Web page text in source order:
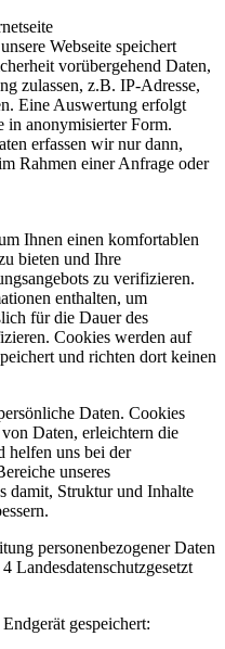
Webseite speichert
vorübergehend Daten,
zulassen, z.B. IP-Adresse,
Eine Auswertung erfolgt
in anonymisierter Form.
erfassen wir nur dann,
Rahmen einer Anfrage oder
Ihnen einen komfortablen
bieten und Ihre
zu verifizieren.
enthalten, um
für die Dauer des
Cookies werden auf
und richten dort keinen
Daten. Cookies
Daten, erleichtern die
helfen uns bei der
unseres
damit, Struktur und Inhalte
personenbezogener Daten
Landesdatenschutzgesetzt
gespeichert: